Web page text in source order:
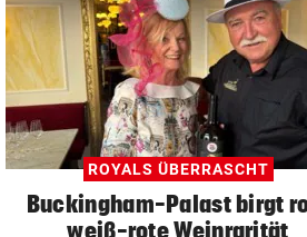
ROYALS ÜBERRASCHT
Buckingham-Palast birgt
weiß-rote Weinrarität